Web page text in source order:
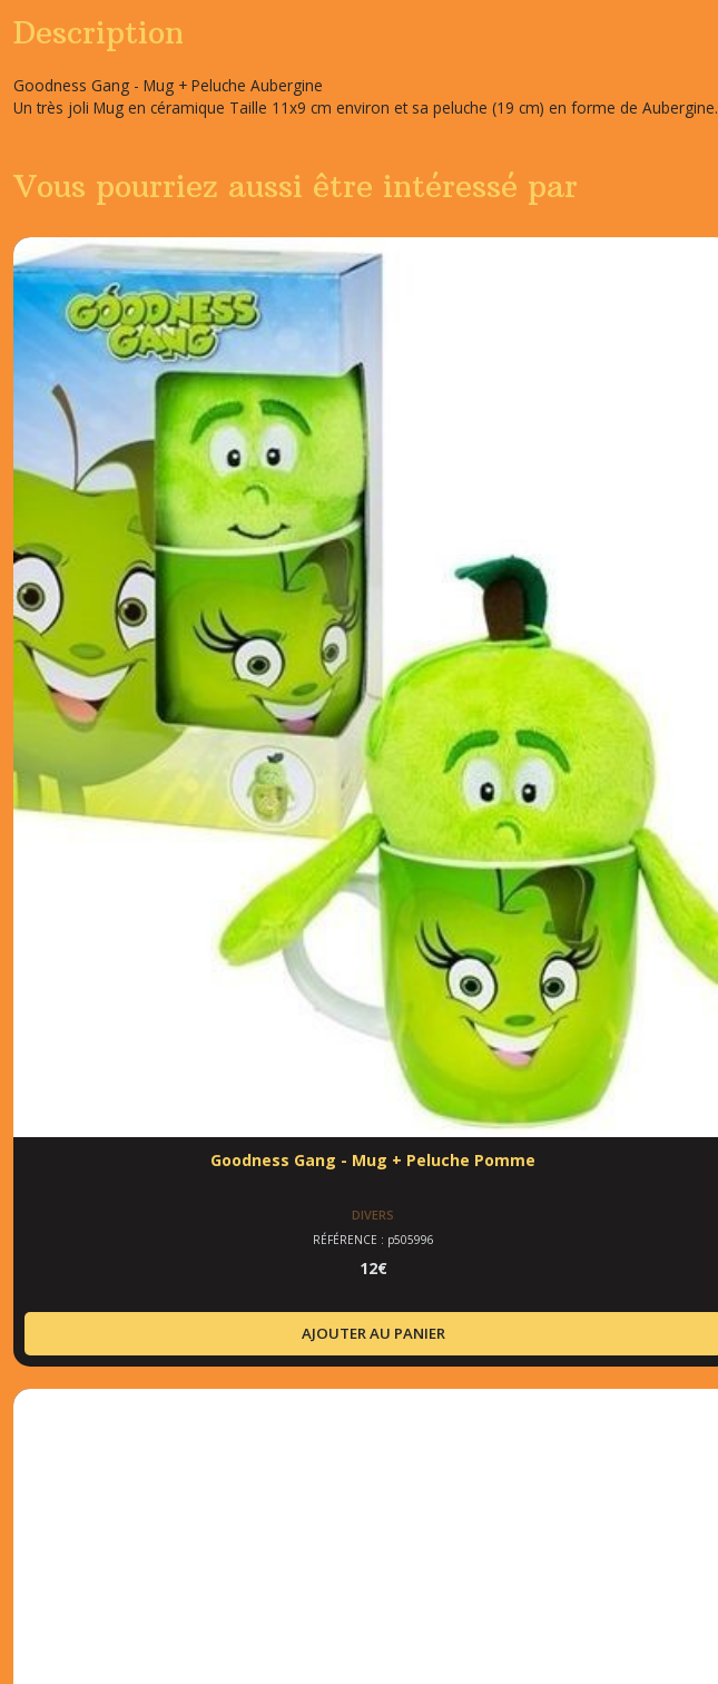
Description
Goodness Gang - Mug + Peluche Aubergine
Un très joli Mug en céramique Taille 11x9 cm environ et sa peluche (19 cm) en forme de Aubergine.
Vous pourriez aussi être intéressé par
Goodness Gang - Mug + Peluche Pomme
DIVERS
RÉFÉRENCE : p505996
12€
AJOUTER AU PANIER